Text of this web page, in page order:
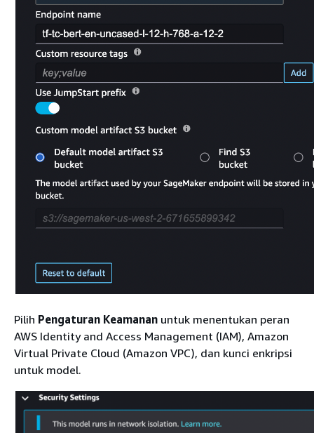
Pilih Pengaturan Keamanan untuk menentukan peran
AWS Identity and Access Management (IAM), Amazon
Virtual Private Cloud (Amazon VPC), dan kunci enkripsi
untuk model.